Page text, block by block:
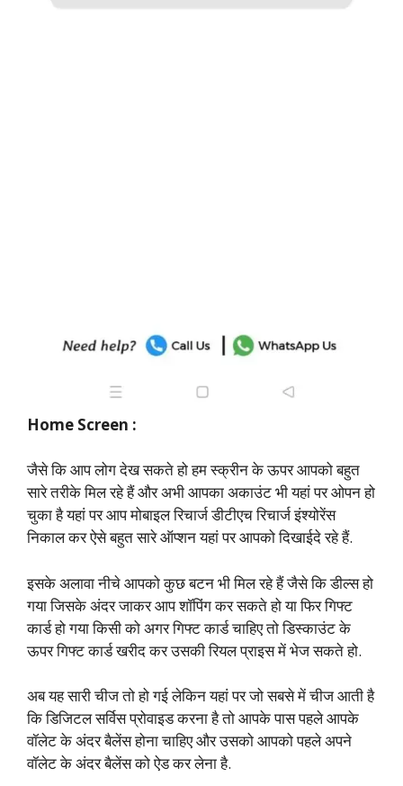
Home Screen :
जैसे कि आप लोग देख सकते हो हम स्क्रीन के ऊपर आपको बहुत
सारे तरीके मिल रहे हैं और अभी आपका अकाउंट भी यहां पर ओपन हो
चुका है यहां पर आप मोबाइल रिचार्ज डीटीएच रिचार्ज इंश्योरेंस
निकाल कर ऐसे बहुत सारे ऑप्शन यहां पर आपको दिखाईदे रहे हैं.
इसके अलावा नीचे आपको कुछ बटन भी मिल रहे हैं जैसे कि डील्स हो
गया जिसके अंदर जाकर आप शॉपिंग कर सकते हो या फिर गिफ्ट
कार्ड हो गया किसी को अगर गिफ्ट कार्ड चाहिए तो डिस्काउंट के
ऊपर गिफ्ट कार्ड खरीद कर उसकी रियल प्राइस में भेज सकते हो.
अब यह सारी चीज तो हो गई लेकिन यहां पर जो सबसे में चीज आती है
कि डिजिटल सर्विस प्रोवाइड करना है तो आपके पास पहले आपके
वॉलेट के अंदर बैलेंस होना चाहिए और उसको आपको पहले अपने
वॉलेट के अंदर बैलेंस को ऐड कर लेना है.